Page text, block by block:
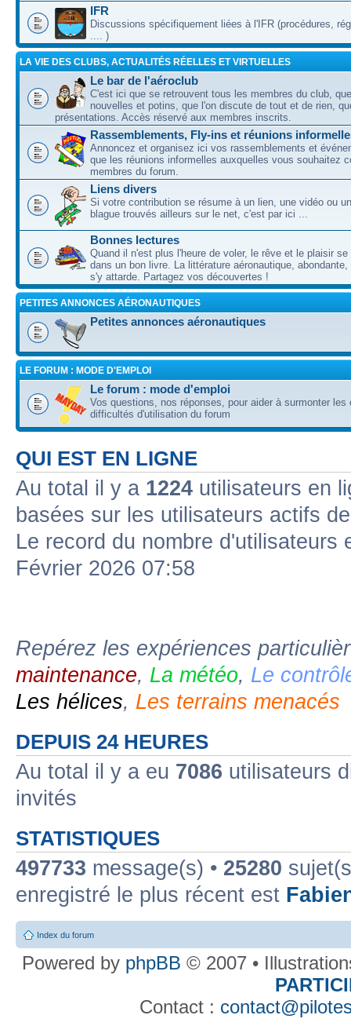
IFR
Discussions spécifiquement liées à l'IFR (procédures,
.... )
LA VIE DES CLUBS, ACTUALITÉS RÉELLES ET VIRTUELLES
Le bar de l'aéroclub
C'est ici que se retrouvent tous les membres du club,
nouvelles et potins, que l'on discute de tout et de rien,
présentations. Accès réservé aux membres inscrits.
Rassemblements, Fly-ins et réunions
Annoncez et organisez ici vos rassemblements et
que les réunions informelles auxquelles vous souhaitez
membres du forum.
Liens divers
Si votre contribution se résume à un lien, une vidéo ou
blague trouvés ailleurs sur le net, c'est par ici ...
Bonnes lectures
Quand il n'est plus l'heure de voler, le rêve et le plaisir se
dans un bon livre. La littérature aéronautique, abondante,
s'y attarde. Partagez vos découvertes !
PETITES ANNONCES AÉRONAUTIQUES
Petites annonces aéronautiques
LE FORUM : MODE D'EMPLOI
Le forum : mode d'emploi
Vos questions, nos réponses, pour aider à surmonter les
difficultés d'utilisation du forum
QUI EST EN LIGNE
Au total il y a 1224 utilisateurs en
basées sur les utilisateurs actifs
Le record du nombre d'utilisateurs
Février 2026 07:58
Repérez les expériences
maintenance, La météo, Le
Les hélices, Les terrains menacés
DEPUIS 24 HEURES
Au total il y a eu 7086 utilisateurs
invités
STATISTIQUES
497733 message(s) • 25280
enregistré le plus récent est
Index du forum
Powered by phpBB © 2007 •
Contact :